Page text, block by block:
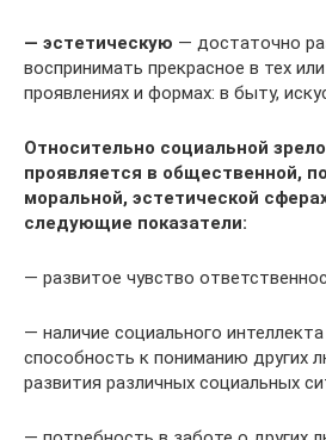
— эстетическую — достаточно
воспринимать прекрасное в тех или
проявлениях и формах: в быту,
Относительно социальной
проявляется в общественной,
моральной, эстетической
следующие показатели:
— развитое чувство
— наличие социального
способность к пониманию других
развития различных социальных